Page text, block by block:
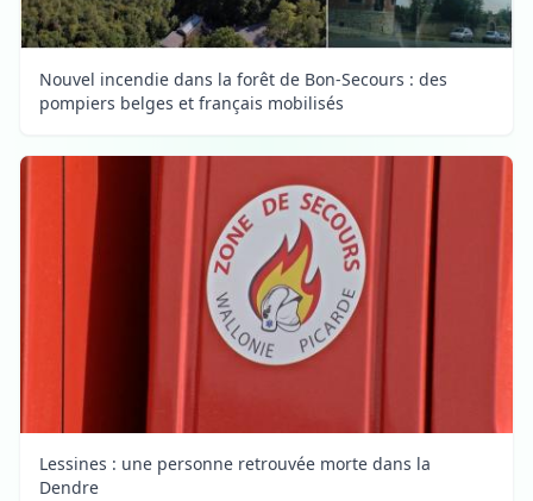
Nouvel incendie dans la forêt de Bon-Secours : des
pompiers belges et français mobilisés
Lessines : une personne retrouvée morte dans la
Dendre